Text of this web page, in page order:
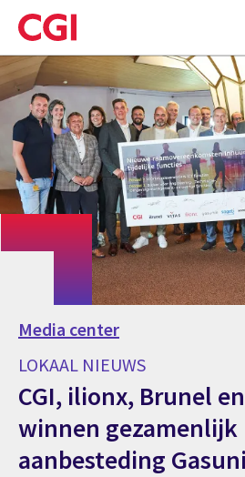
Skip
to
main
content
Media center
LOKAAL NIEUWS
CGI, ilionx, Brunel
winnen gezamenlijk
aanbesteding